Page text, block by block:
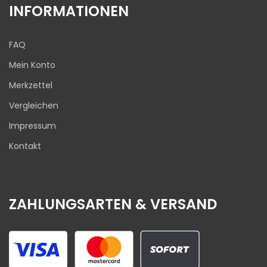
INFORMATIONEN
FAQ
Mein Konto
Merkzettel
Vergleichen
Impressum
Kontakt
ZAHLUNGSARTEN & VERSAND